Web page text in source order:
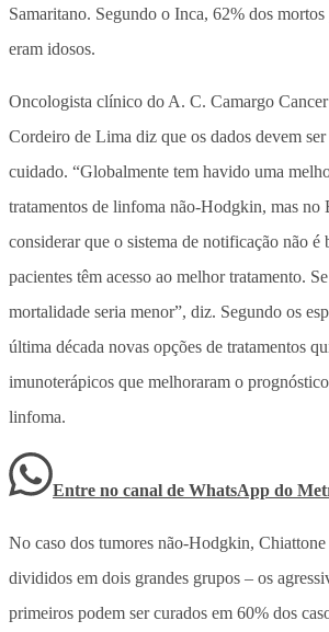
Samaritano. Segundo o Inca, 62% dos
eram idosos.
Oncologista clínico do A. C. Camargo
Cordeiro de Lima diz que os dados devem
cuidado. “Globalmente tem havido uma
tratamentos de linfoma não-Hodgkin, mas no
considerar que o sistema de notificação não é
pacientes têm acesso ao melhor tratamento.
mortalidade seria menor”, diz. Segundo os
última década novas opções de tratamentos
imunoterápicos que melhoraram o
linfoma.
Entre no canal de WhatsApp do
No caso dos tumores não-Hodgkin, Chiattone
divididos em dois grandes grupos – os
primeiros podem ser curados em 60% dos